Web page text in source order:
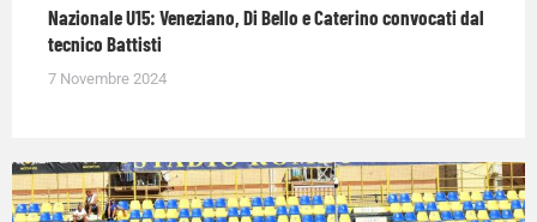
Nazionale U15: Veneziano, Di Bello e Caterino convocati dal
tecnico Battisti
7 Novembre 2024